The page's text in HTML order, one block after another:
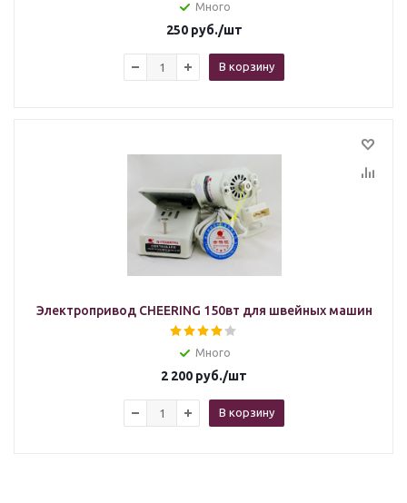
Много
250руб./шт
В корзину
Электропривод CHEERING 150вт для швейных машин
Много
2 200 руб./шт
В корзину